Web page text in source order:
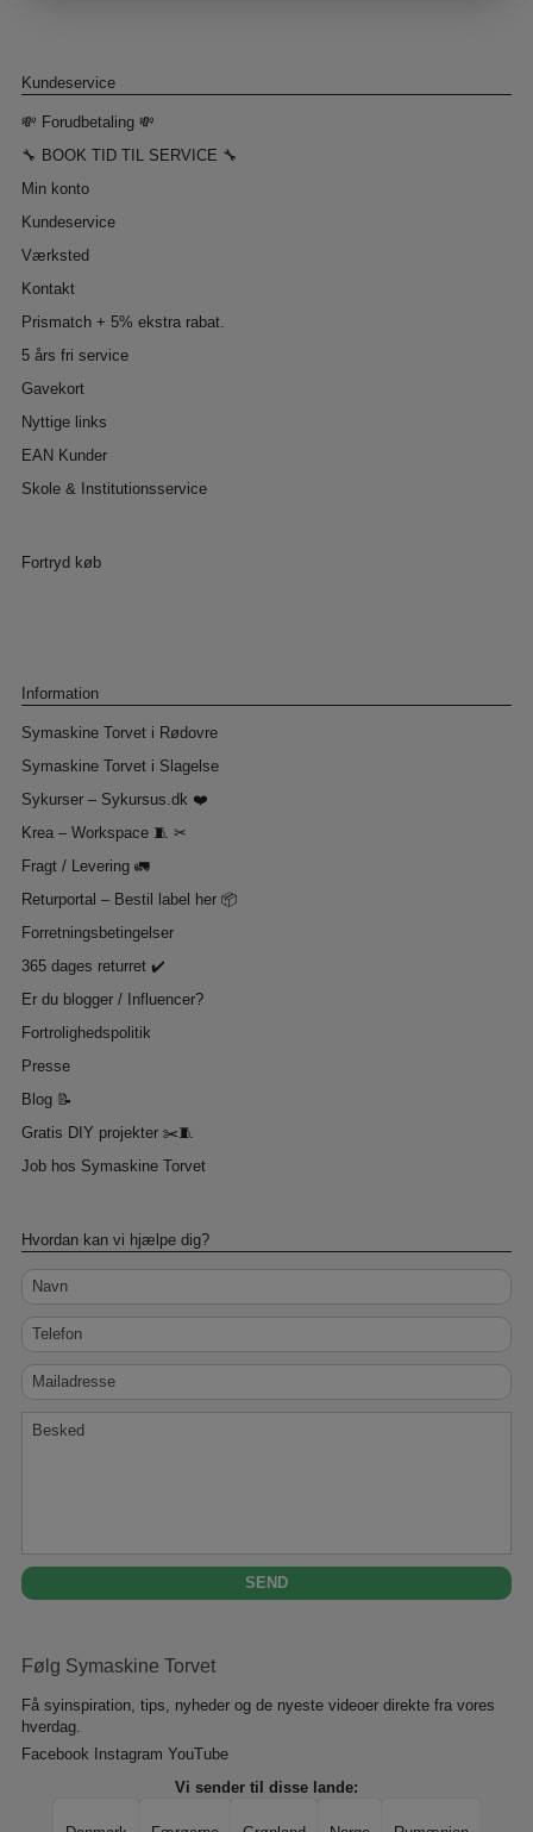
Kundeservice
💸 Forudbetaling 💸
🔧 BOOK TID TIL SERVICE 🔧
Min konto
Kundeservice
Værksted
Kontakt
Prismatch + 5% ekstra rabat.
5 års fri service
Gavekort
Nyttige links
EAN Kunder
Skole & Institutionsservice
Fortryd køb
Information
Symaskine Torvet i Rødovre
Symaskine Torvet i Slagelse
Sykurser – Sykursus.dk ❤️
Krea – Workspace 🧵 ✂
Fragt / Levering 🚛
Returportal – Bestil label her 📦
Forretningsbetingelser
365 dages returret ✔️
Er du blogger / Influencer?
Fortrolighedspolitik
Presse
Blog 📝
Gratis DIY projekter ✂️🧵
Job hos Symaskine Torvet
Hvordan kan vi hjælpe dig?
Navn
Telefon
Mailadresse
Følg Symaskine Torvet
Få syinspiration, tips, nyheder og de nyeste videoer direkte fra vores
hverdag.
Facebook
Instagram YouTube
Vi sender til disse lande: